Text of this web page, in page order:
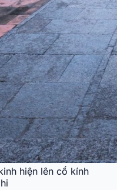
hiện lên cổ kính